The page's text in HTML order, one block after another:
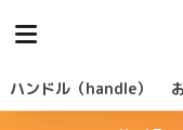
ハンドル（handle）